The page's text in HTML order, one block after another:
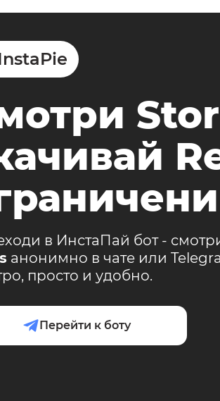
в ИнстаПай бот -
анонимно в чате или
просто и удобно.
Перейти к боту